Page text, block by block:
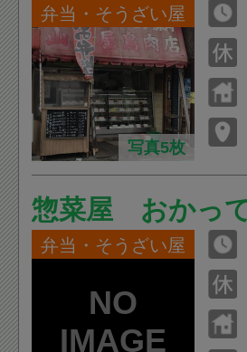
弁当・そうざい屋
写真5枚
惣菜屋 おかっ
弁当・そうざい屋